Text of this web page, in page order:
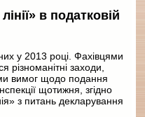
в податковій
у 2013 році. Фахівцями
різноманітні заходи,
вимог щодо подання
щотижня, згідно
з питань декларування